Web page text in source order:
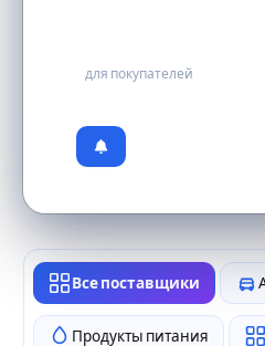
для покупателей
Все поставщики
Продукты питания